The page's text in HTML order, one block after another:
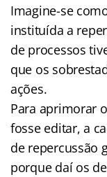
Imagine-se
instituída a
de processos
que os
ações.
Para aprimorar
fosse editar, a
de repercussão
porque daí os